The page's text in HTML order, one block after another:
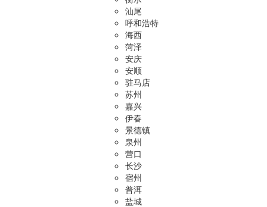
汕尾
呼和浩特
海西
菏泽
安庆
安顺
驻马店
苏州
嘉兴
伊春
景德镇
泉州
营口
长沙
宿州
普洱
盐城